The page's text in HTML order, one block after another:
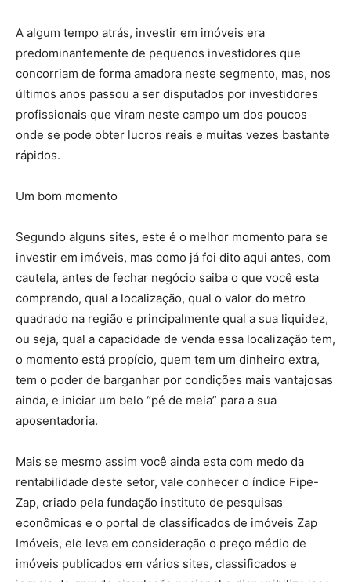
A algum tempo atrás, investir em imóveis era
predominantemente de pequenos investidores que
concorriam de forma amadora neste segmento, mas, nos
últimos anos passou a ser disputados por investidores
profissionais que viram neste campo um dos poucos
onde se pode obter lucros reais e muitas vezes bastante
rápidos.
Um bom momento
Segundo alguns sites, este é o melhor momento para se
investir em imóveis, mas como já foi dito aqui antes, com
cautela, antes de fechar negócio saiba o que você esta
comprando, qual a localização, qual o valor do metro
quadrado na região e principalmente qual a sua liquidez,
ou seja, qual a capacidade de venda essa localização tem,
o momento está propício, quem tem um dinheiro extra,
tem o poder de barganhar por condições mais vantajosas
ainda, e iniciar um belo “pé de meia” para a sua
aposentadoria.
Mais se mesmo assim você ainda esta com medo da
rentabilidade deste setor, vale conhecer o índice Fipe-
Zap, criado pela fundação instituto de pesquisas
econômicas e o portal de classificados de imóveis Zap
Imóveis, ele leva em consideração o preço médio de
imóveis publicados em vários sites, classificados e